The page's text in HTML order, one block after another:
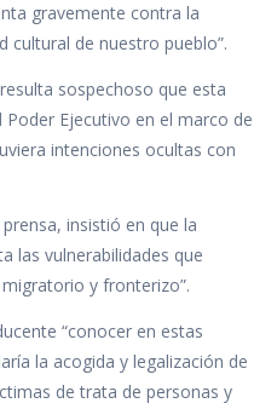
gravemente contra la
cultural de nuestro pueblo”.
sospechoso que esta
Ejecutivo en el marco de
intenciones ocultas con
insistió en que la
las vulnerabilidades que
y fronterizo”.
“conocer en estas
la acogida y legalización de
de trata de personas y